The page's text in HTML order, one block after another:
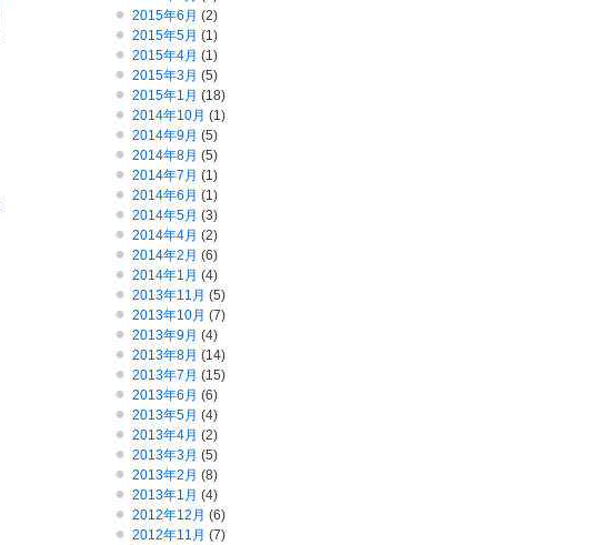
2015年6月 (2)
2015年5月 (1)
2015年4月 (1)
2015年3月 (5)
2015年1月 (18)
2014年10月 (1)
2014年9月 (5)
2014年8月 (5)
2014年7月 (1)
2014年6月 (1)
2014年5月 (3)
2014年4月 (2)
2014年2月 (6)
2014年1月 (4)
2013年11月 (5)
2013年10月 (7)
2013年9月 (4)
2013年8月 (14)
2013年7月 (15)
2013年6月 (6)
2013年5月 (4)
2013年4月 (2)
2013年3月 (5)
2013年2月 (8)
2013年1月 (4)
2012年12月 (6)
2012年11月 (7)